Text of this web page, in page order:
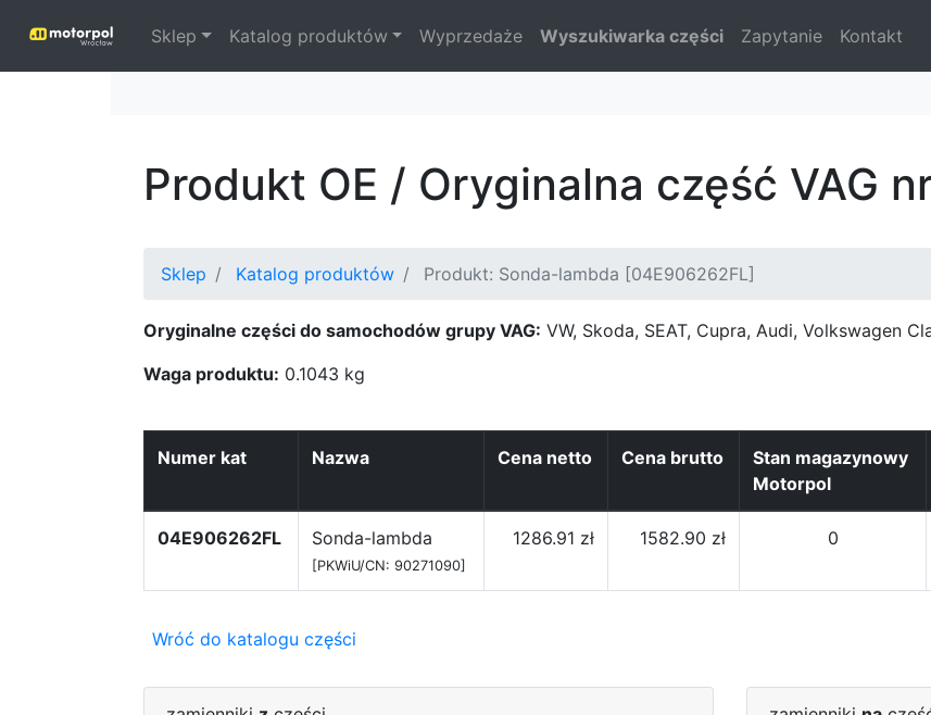
Sklep Katalog produktów Wyprzedaże Wyszukiwarka części Zapytanie Kontakt
Produkt OE / Oryginalna część VAG
Sklep Katalog produktów Produkt: Sonda-lambda [04E906262FL]
Oryginalne części do samochodów grupy VAG: VW, Skoda, SEAT, Cupra, Audi, Volkswagen
Waga produktu: 0.1043 kg
Numer kat Nazwa Cena netto Cena brutto
Stan magazynowy
Motorpol
04E906262FL Sonda-lambda
[PKWiU/CN: 90271090]
1286.91 zł 1582.90 zł 0
Wróć do katalogu części